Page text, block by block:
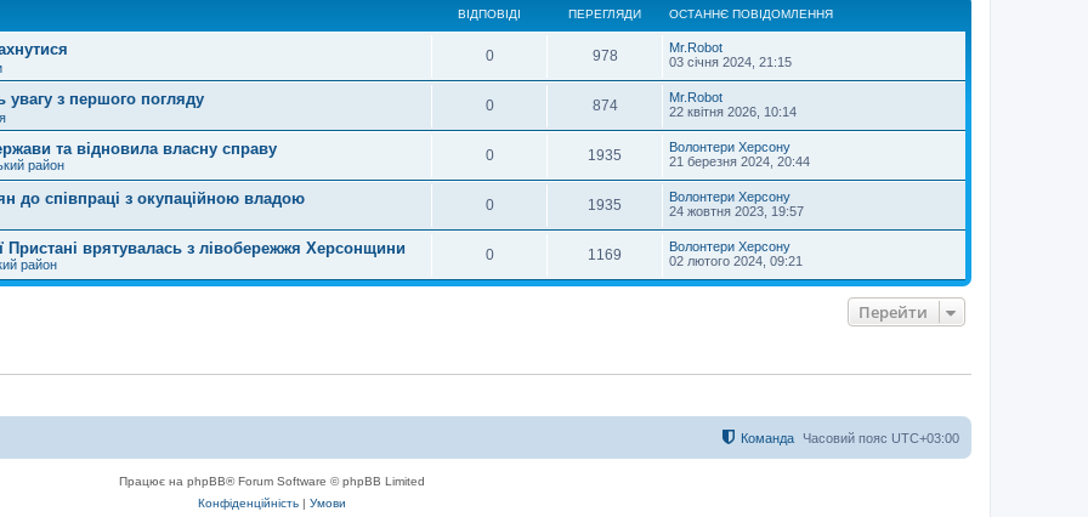
о
ВІДПОВІДІ ПЕРЕГЛЯДИ ОСТАННЄ ПОВІДОМЛЕННЯ
0 978
Mr.Robot
03 січня 2024, 21:15
увагу з першого погляду 0 874
Mr.Robot
22 квітня 2026, 10:14
та відновила власну справу
район
0 1935
Волонтери Херсону
21 березня 2024, 20:44
до співпраці з окупаційною владою 0 1935
Волонтери Херсону
24 жовтня 2023, 19:57
Пристані врятувалась з лівобережжя Херсонщини
район
0 1169
Волонтери Херсону
02 лютого 2024, 09:21
Перейти
Часовий пояс UTC+03:00
Команда
Працює на phpBB® Forum Software © phpBB Limited
Конфіденційність | Умови